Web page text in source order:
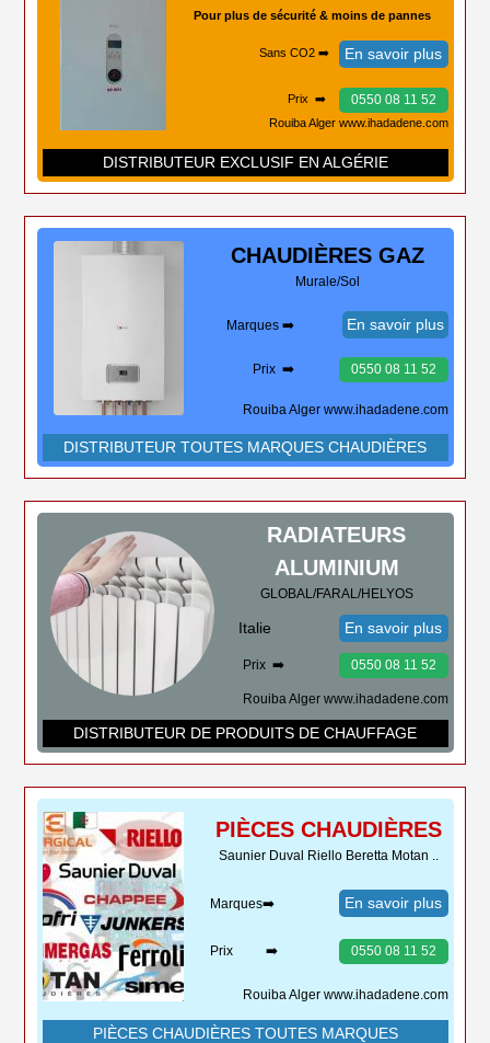
Pour plus de sécurité & moins de pannes
Sans CO2 ➡️ En savoir plus
Prix ➡️ 0550 08 11 52
Rouiba Alger www.ihadadene.com
DISTRIBUTEUR EXCLUSIF EN ALGÉRIE
CHAUDIÈRES GAZ
Murale/Sol
Marques ➡️ En savoir plus
Prix ➡️ 0550 08 11 52
Rouiba Alger www.ihadadene.com
DISTRIBUTEUR TOUTES MARQUES CHAUDIÈRES
RADIATEURS
ALUMINIUM
GLOBAL/FARAL/HELYOS
Italie En savoir plus
Prix ➡️ 0550 08 11 52
Rouiba Alger www.ihadadene.com
DISTRIBUTEUR DE PRODUITS DE CHAUFFAGE
PIÈCES CHAUDIÈRES
Saunier Duval Riello Beretta Motan ..
Marques➡️ En savoir plus
Prix ➡️ 0550 08 11 52
Rouiba Alger www.ihadadene.com
PIÈCES CHAUDIÈRES TOUTES MARQUES